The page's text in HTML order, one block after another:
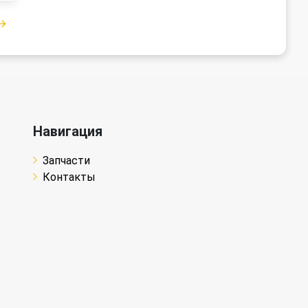
Навигация
Запчасти
Контакты